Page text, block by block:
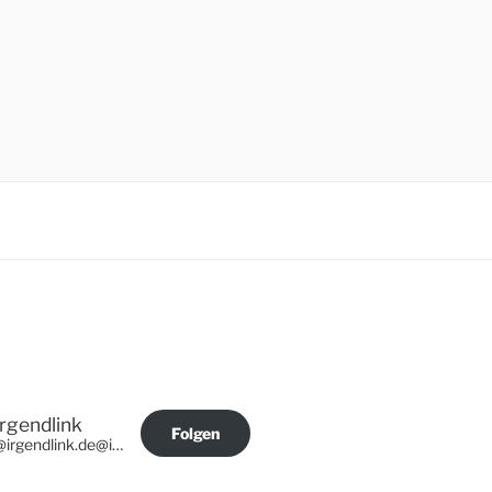
@irgendlink.de@irgendlink.de
Folgen